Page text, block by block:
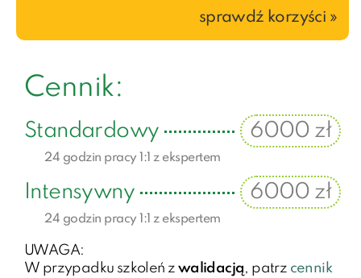
sprawdź korzyści »
Cennik:
Standardowy 6000 zł
24 godzin pracy 1:1 z ekspertem
Intensywny 6000 zł
24 godzin pracy 1:1 z ekspertem
UWAGA:
W przypadku szkoleń z walidacją, patrz cennik